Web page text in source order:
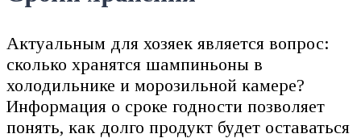
Актуальным для хозяек является вопрос:
сколько хранятся шампиньоны в
холодильнике и морозильной камере?
Информация о сроке годности позволяет
понять, как долго продукт будет оставаться